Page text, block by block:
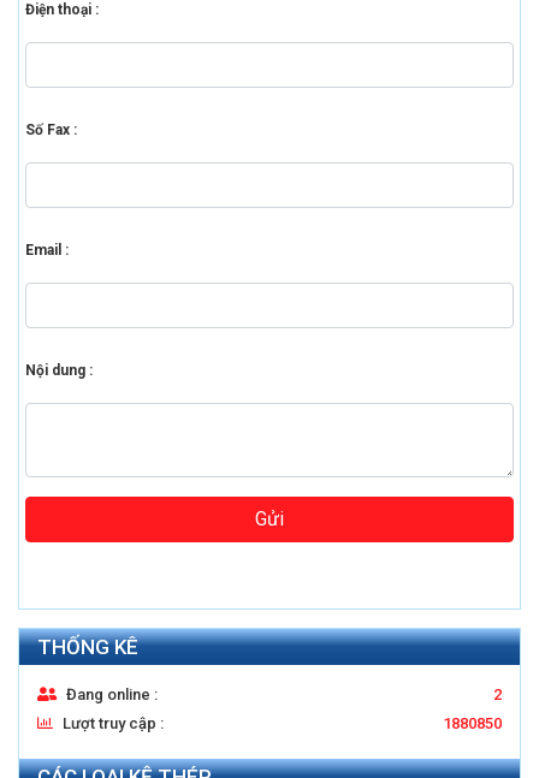
THỐNG KÊ
Đang online :
2
Lượt truy cập :
1880850
Điện thoại :
Số Fax :
Email :
Nội dung :
Gửi